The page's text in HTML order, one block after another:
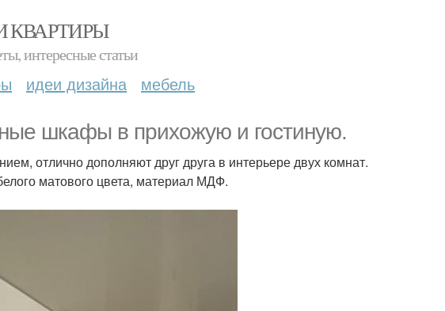
КВАРТИРЫ
интересные статьи
идеи дизайна мебель
шкафы в прихожую и гостиную.
отлично дополняют друг друга в интерьере двух комнат.
матового цвета, материал МДФ.